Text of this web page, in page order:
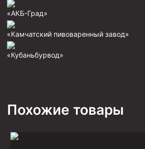
Фрезеры пилотные
Фрезеры-долота торцевые
Клинья — отклонители
«АКБ-Град»
«Камчатский пивоваренный завод»
«Кубаньбурвод»
Похожие товары